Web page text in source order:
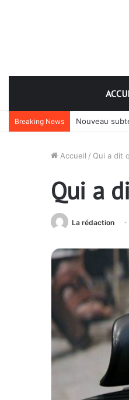
Breaking News Nouveau
Accueil / Qui a dit
Qui a
La rédaction